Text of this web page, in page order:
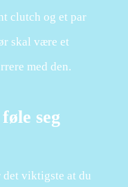
clutch og et par
skal være et
med den.
seg
viktigste at du